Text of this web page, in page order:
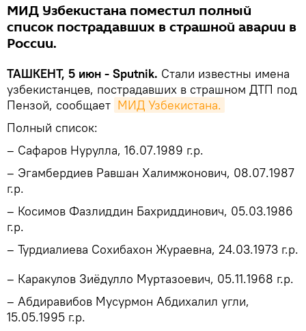
МИД Узбекистана поместил полный
список пострадавших в страшной аварии в
России.
ТАШКЕНТ, 5 июн - Sputnik. Стали известны имена
узбекистанцев, пострадавших в страшном ДТП под
Пензой, сообщает МИД Узбекистана.
Полный список:
– Сафаров Нурулла, 16.07.1989 г.р.
– Эгамбердиев Равшан Халимжонович, 08.07.1987
г.р.
– Косимов Фазлиддин Бахриддинович, 05.03.1986
г.р.
– Турдиалиева Сохибахон Жураевна, 24.03.1973 г.р.
– Каракулов Зиёдулло Муртазоевич, 05.11.1968 г.р.
– Абдиравибов Мусурмон Абдихалил угли,
15.05.1995 г.р.